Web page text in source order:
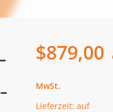
$879,00
Lieferzeit: auf